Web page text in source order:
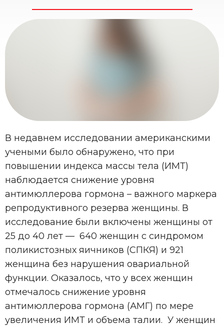
В недавнем исследовании американскими
учеными было обнаружено, что при
повышении индекса массы тела (ИМТ)
наблюдается снижение уровня
антимюллерова гормона – важного маркера
репродуктивного резерва женщины. В
исследование были включены женщины от
25 до 40 лет — 640 женщин с синдромом
поликистозных яичников (СПКЯ) и 921
женщина без нарушения овариальной
функции. Оказалось, что у всех женщин
отмечалось снижение уровня
антимюллерова гормона (АМГ) по мере
увеличения ИМТ и объема талии. У женщин